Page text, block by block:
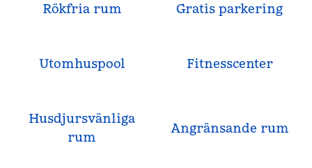
Rökfria rum Gratis parkering
Utomhuspool Fitnesscenter
Husdjursvänliga
rum
Angränsande rum